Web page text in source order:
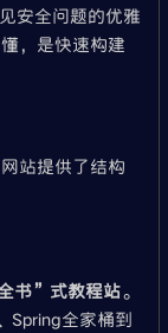
安全问题的优雅
，是快速构建
站提供了结构
书”式教程站。
Spring全家桶到